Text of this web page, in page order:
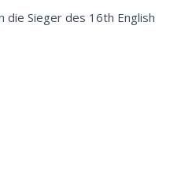
die Sieger des 16th English